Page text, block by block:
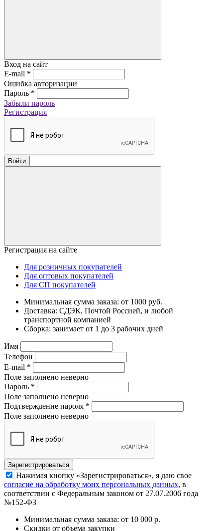
Вход на сайт
E-mail *
Ошибка авторизации
Пароль *
Забыли пароль
Регистрация
Войти
Регистрация на сайте
Для розничных покупателей
Для оптовых покупателей
Для СП покупателей
Минимальная сумма заказа: от 1000 руб.
Доставка: СДЭК, Почтой Россией, и любой
транспортной компанией
Сборка: занимает от 1 до 3 рабочих дней
Имя
Телефон
E-mail *
Поле заполнено неверно
Пароль *
Поле заполнено неверно
Подтверждение пароля *
Поле заполнено неверно
Нажимая кнопку «Зарегистрироваться», я даю свое
согласие на обработку моих персональных данных, в
соответствии с Федеральным законом от 27.07.2006 года
№152-ФЗ
Минимальная сумма заказа: от 10 000 р.
Скидки от объема закупки